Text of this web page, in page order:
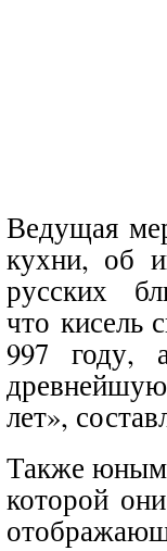
Ведущая
кухни, об
русских
что кисель
997 году,
лет»,
Также юным
которой